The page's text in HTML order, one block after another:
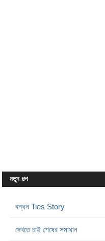
নতুন গল্প
বন্ধন Ties Story
দেখতে চাই শেষের সমাধান